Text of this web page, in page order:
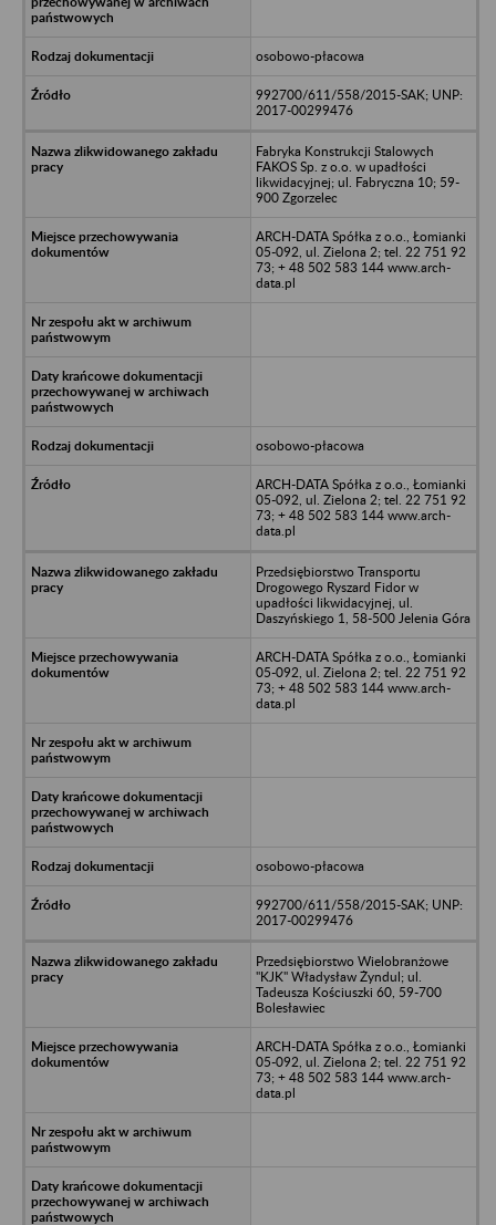
osobowo-płacowa
992700/611/558/2015-SAK; UNP:
2017-00299476
Fabryka Konstrukcji Stalowych
FAKOS Sp. z o.o. w upadłości
likwidacyjnej; ul. Fabryczna 10; 59-
900 Zgorzelec
ARCH-DATA Spółka z o.o., Łomianki
05-092, ul. Zielona 2; tel. 22 751 92
73; + 48 502 583 144 www.arch-
data.pl
osobowo-płacowa
ARCH-DATA Spółka z o.o., Łomianki
05-092, ul. Zielona 2; tel. 22 751 92
73; + 48 502 583 144 www.arch-
data.pl
Przedsiębiorstwo Transportu
Drogowego Ryszard Fidor w
upadłości likwidacyjnej, ul.
Daszyńskiego 1, 58-500 Jelenia Góra
ARCH-DATA Spółka z o.o., Łomianki
05-092, ul. Zielona 2; tel. 22 751 92
73; + 48 502 583 144 www.arch-
data.pl
osobowo-płacowa
992700/611/558/2015-SAK; UNP:
2017-00299476
Przedsiębiorstwo Wielobranżowe
"KJK" Władysław Żyndul; ul.
Tadeusza Kościuszki 60, 59-700
Bolesławiec
ARCH-DATA Spółka z o.o., Łomianki
05-092, ul. Zielona 2; tel. 22 751 92
73; + 48 502 583 144 www.arch-
data.pl